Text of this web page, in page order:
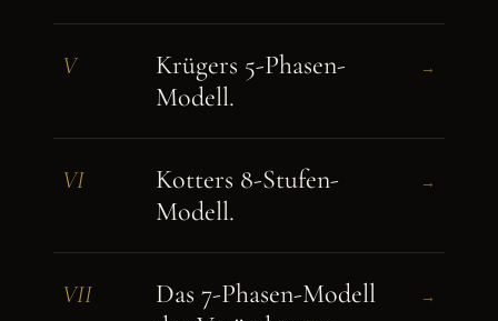
V
Krügers 5-Phasen-
Modell.
→
VI
Kotters 8-Stufen-
Modell.
→
VII
Das 7-Phasen-Modell
→